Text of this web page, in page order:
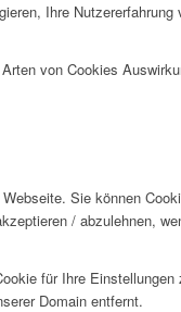
Ihre Nutzererfahrung
von Cookies
Sie können
/ abzulehnen,
für Ihre
Domain entfernt.